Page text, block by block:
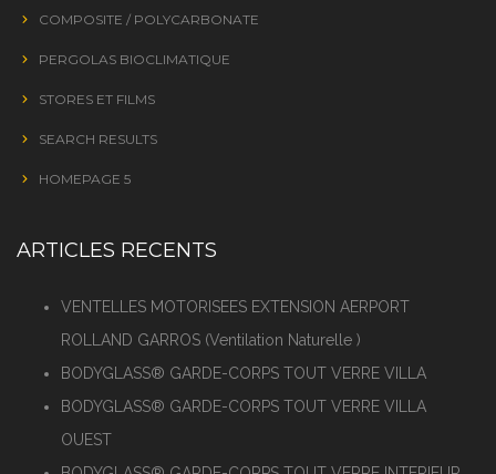
COMPOSITE / POLYCARBONATE
PERGOLAS BIOCLIMATIQUE
STORES ET FILMS
SEARCH RESULTS
HOMEPAGE 5
ARTICLES RECENTS
VENTELLES MOTORISEES EXTENSION AERPORT
ROLLAND GARROS (Ventilation Naturelle )
BODYGLASS® GARDE-CORPS TOUT VERRE VILLA
BODYGLASS® GARDE-CORPS TOUT VERRE VILLA
OUEST